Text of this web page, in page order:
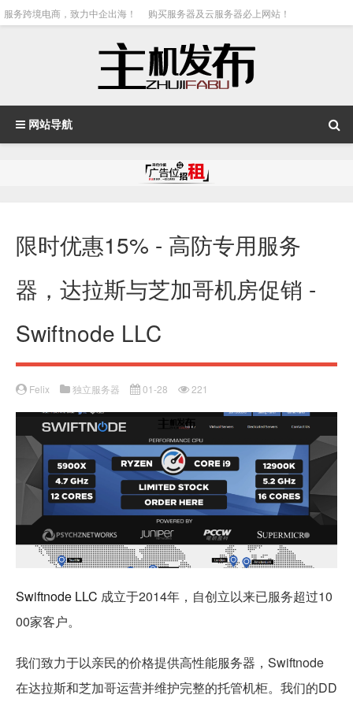
服务跨境电商，致力中企出海！ 购买服务器及云服务器必上网站！
网站导航
限时优惠15% - 高防专用服务
器，达拉斯与芝加哥机房促销 -
Swiftnode LLC
Felix 独立服务器 01-28 221
Swiftnode LLC 成立于2014年，自创立以来已服务超过10
00家客户。
我们致力于以亲民的价格提供高性能服务器，Swiftnode
在达拉斯和芝加哥运营并维护完整的托管机柜。我们的DD